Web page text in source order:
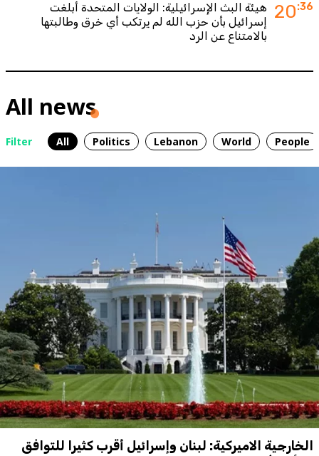
20:36
هيئة البث الإسرائيلية: الولايات المتحدة أبلغت
إسرائيل بأن حزب الله لم يرتكب أي خرق وطالبتها
بالامتناع عن الرد
All news
Filter All Politics Lebanon World People
الخارجية الاميركية: لبنان وإسرائيل أقرب كثيرا للتوافق